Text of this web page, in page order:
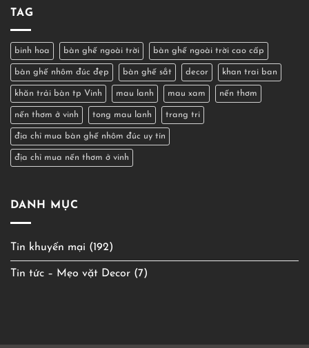
Nhôm
Đúc
Tại
TP
Vinh
Uy
Tín,
Mẫu
Đẹp,
TAG
binh hoa bàn ghế ngoài trời bàn ghế ngoài trời cao cấp
bàn ghế nhôm đúc đẹp bàn ghế sắt decor khan trai ban
khăn trải bàn tp Vinh mau lanh mau xam nến thơm
nến thơm ở vinh tong mau lanh trang tri
địa chỉ mua bàn ghế nhôm đúc uy tín
địa chỉ mua nến thơm ở vinh
DANH MỤC
Tin khuyến mại (192)
Tin tức – Mẹo vặt Decor (7)